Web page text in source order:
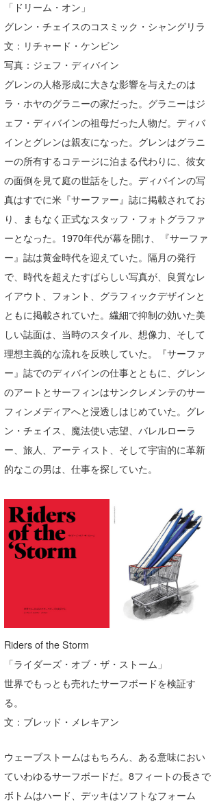
「ドリーム・オン」
グレン・チェイスのコスミック・シャングリラ
文：リチャード・ケンビン
写真：ジェフ・ディバイン
グレンの人格形成に大きな影響を与えたのは
ラ・ホヤのグラニーの家だった。グラニーはジ
ェフ・ディバインの祖母だった人物だ。ディバ
インとグレンは親友になった。グレンはグラニ
ーの所有するコテージに泊まる代わりに、彼女
の面倒を見て庭の世話をした。ディバインの写
真はすでに米『サーファー』誌に掲載されてお
り、まもなく正式なスタッフ・フォトグラファ
ーとなった。1970年代が幕を開け、『サーファ
ー』誌は黄金時代を迎えていた。隔月の発行
で、時代を超えたすばらしい写真が、良質なレ
イアウト、フォント、グラフィックデザインと
ともに掲載されていた。繊細で抑制の効いた美
しい誌面は、当時のスタイル、想像力、そして
理想主義的な流れを反映していた。『サーファ
ー』誌でのディバインの仕事とともに、グレン
のアートとサーフィンはサンクレメンテのサー
フィンメディアへと浸透しはじめていた。グレ
ン・チェイス、魔法使い志望、バレルローラ
ー、旅人、アーティスト、そして宇宙的に革新
的なこの男は、仕事を探していた。
Riders of the Storm
「ライダーズ・オブ・ザ・ストーム」
世界でもっとも売れたサーフボードを検証す
る。
文：ブレッド・メレキアン
ウェーブストームはもちろん、ある意味におい
ていわゆるサーフボードだ。8フィートの長さで
ボトムはハード、デッキはソフトなフォーム